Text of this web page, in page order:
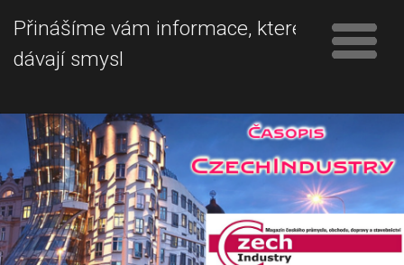
Přinášíme vám informace, které
dávají smysl